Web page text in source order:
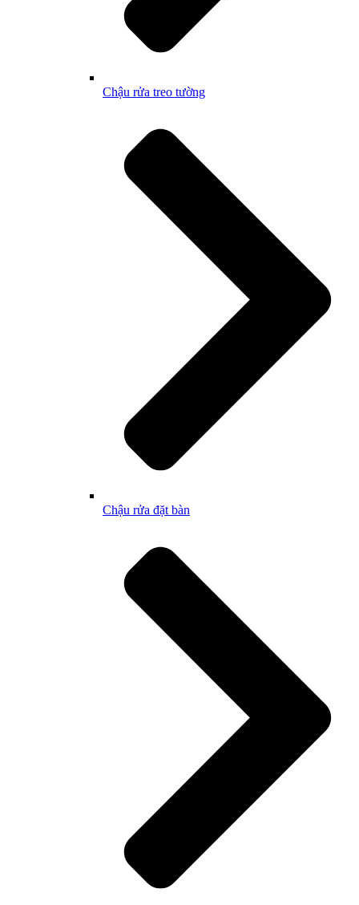
Chậu rửa treo tường
Chậu rửa đặt bàn